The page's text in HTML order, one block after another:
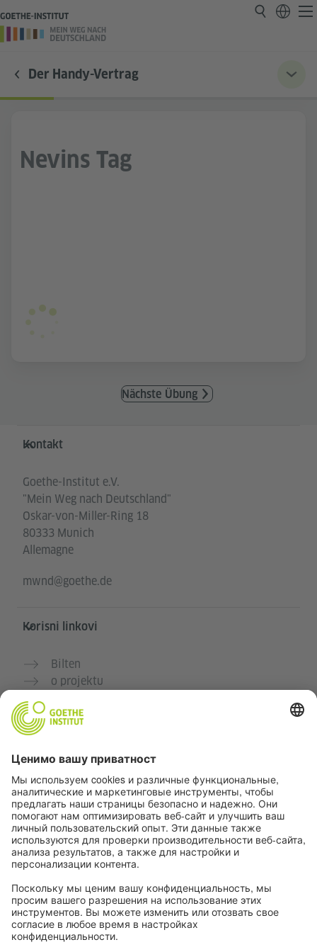
Der Handy-Vertrag
Nevins Tag
Nächste Übung
Service- und Informationsbereich
Kontakt
Goethe-Institut e.V.
"Mein Weg nach Deutschland"
Oskar-von-Miller-Ring 18
80333 Munich
Allemagne
mwnd@goethe.de
Korisni linkovi
Bilten
o projektu
Zajednica „Deutsch für dich“
Vežbajte nemački besplatno
Kurse nemačkog jezika Goethe-Instituta
Portal za nastavnike „Deutschstunde“
Privatnost i pristupačnost
Podešavanja privatnosti